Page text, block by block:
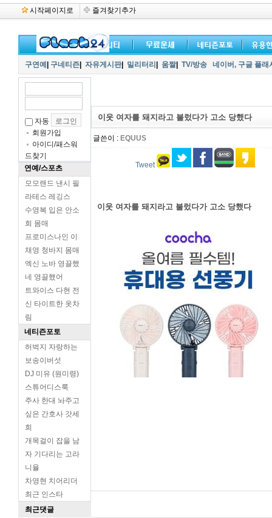
시작페이지로 즐겨찾기추가
구연예 구네티즌 자유게시판| 밀리터리 움짤| TV/방송 네이버, 구글 플
자동
회원가입
아이디/패스워
드찾기
연예/스포츠
모모랜드 낸시 필
라테스 레깅스
수영복 입은 안소
희 몸매
프로미스나인 이
채영 청바지 몸매
엑신 노바 영끌했
네 영끌했어
트와이스 다현 전
신 타이트한 옷차
림
네티즌포토
허벅지 자랑하는
보송이버섯
DJ 미유 (원미령)
스튜어디스룩
주사 한대 놔주고
싶은 간호사 갓세
희
개목걸이 잡을 남
자 기다리는 고라
니율
차영현 치어리더
최근 인스타
최근댓글
이웃 여자를 돼지라고 불렀다가 고소 당했다
글쓴이 : EQUUS
Tweet
이웃 여자를 돼지라고 불렀다가 고소 당했다